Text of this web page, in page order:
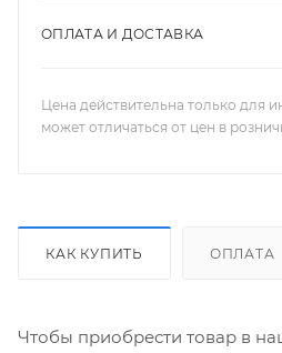
ОПЛАТА И ДОСТАВКА
Цена действительна только для
может отличаться от цен в
КАК КУПИТЬ ОПЛАТА
Чтобы приобрести товар в